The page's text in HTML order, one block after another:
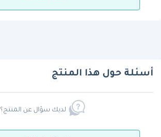
أسئلة حول هذا المنتج
لديك سؤال عن المنتج؟